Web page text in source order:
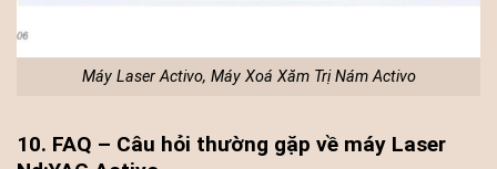
Máy Laser Activo, Máy Xoá Xăm Trị Nám Activo
10. FAQ – Câu hỏi thường gặp về máy Laser